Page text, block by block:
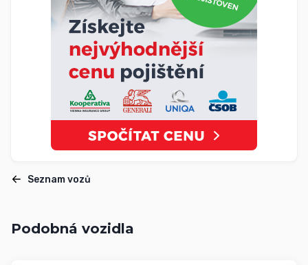
Seznam vozů
Podobná vozidla